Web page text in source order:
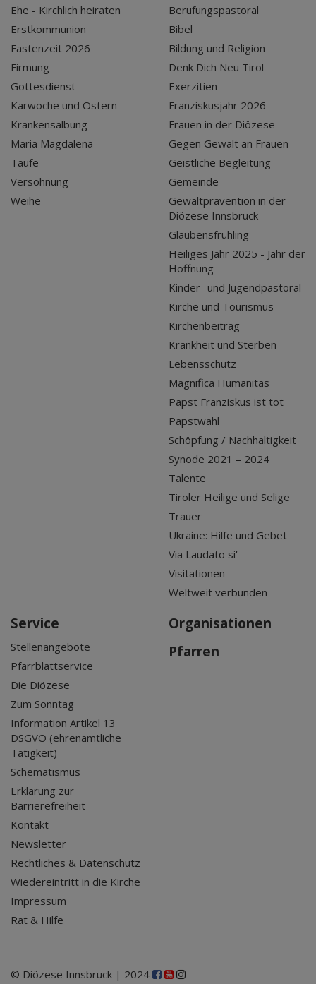
Ehe - Kirchlich heiraten
Erstkommunion
Fastenzeit 2026
Firmung
Gottesdienst
Karwoche und Ostern
Krankensalbung
Maria Magdalena
Taufe
Versöhnung
Weihe
Berufungspastoral
Bibel
Bildung und Religion
Denk Dich Neu Tirol
Exerzitien
Franziskusjahr 2026
Frauen in der Diözese
Gegen Gewalt an Frauen
Geistliche Begleitung
Gemeinde
Gewaltprävention in der
Diözese Innsbruck
Glaubensfrühling
Heiliges Jahr 2025 - Jahr der
Hoffnung
Kinder- und Jugendpastoral
Kirche und Tourismus
Kirchenbeitrag
Krankheit und Sterben
Lebensschutz
Magnifica Humanitas
Papst Franziskus ist tot
Papstwahl
Schöpfung / Nachhaltigkeit
Synode 2021 – 2024
Talente
Tiroler Heilige und Selige
Trauer
Ukraine: Hilfe und Gebet
Via Laudato si'
Visitationen
Weltweit verbunden
Service
Stellenangebote
Pfarrblattservice
Die Diözese
Zum Sonntag
Information Artikel 13
DSGVO (ehrenamtliche
Tätigkeit)
Schematismus
Erklärung zur
Barrierefreiheit
Kontakt
Newsletter
Rechtliches & Datenschutz
Wiedereintritt in die Kirche
Impressum
Rat & Hilfe
Organisationen
Pfarren
© Diözese Innsbruck | 2024